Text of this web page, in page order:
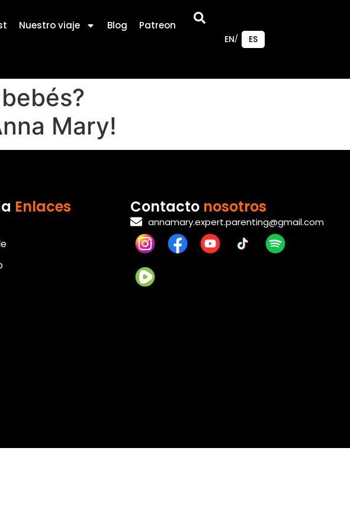
Nuestro viaje Blog Patreon
EN ES
Mary!
Enlaces Contacto nosotros
annamary.expert.parenting@gmail.com